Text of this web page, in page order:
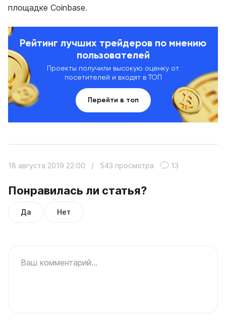
площадке Coinbase.
Рейтинг лучших трейдеров по мнению
пользователей
Проекты получили высокую оценку от
посетителей и входят в ТОП
Перейти в топ
Понравилась ли статья?
Да Нет
18 августа 2019 22:00 / 543 просмотра 13
Ваш комментарий...